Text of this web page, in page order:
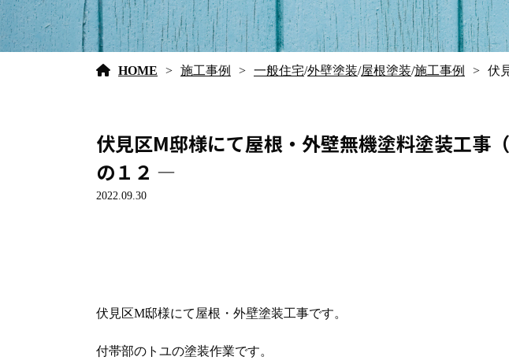
HOME 施工事例 一般住宅/外壁塗装/屋根塗装/施工事例 伏
伏見区M邸様にて屋根・外壁無機塗料塗装工事
の１２ ―
2022.09.30
伏見区M邸様にて屋根・外壁塗装工事です。
付帯部のトユの塗装作業です。